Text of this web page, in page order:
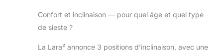
siège-auto Maxi-
sièges-auto
Confort et inclinaison — pour quel âge et quel type
de sieste ?
La Lara² annonce 3 positions d’inclinaison, avec une